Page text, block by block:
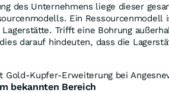
des Unternehmens liege dieser
Ein
Trifft eine Bohrung
darauf hindeuten, dass die
Gold-Kupfer-Erweiterung bei
bekannten Bereich